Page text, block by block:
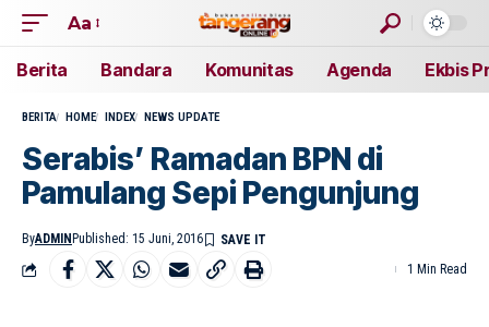
Aa
Berita Bandara Komunitas Agenda Ekbis
BERITA HOME INDEX NEWS UPDATE
Serabis’ Ramadan BPN di
Pamulang Sepi Pengunjung
ByADMIN Published: 15 Juni, 2016
1 Min Read